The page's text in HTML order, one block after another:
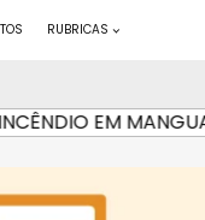
RUBRICAS
EM